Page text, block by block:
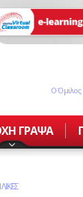
Ο
ΓΡΑΨΑ